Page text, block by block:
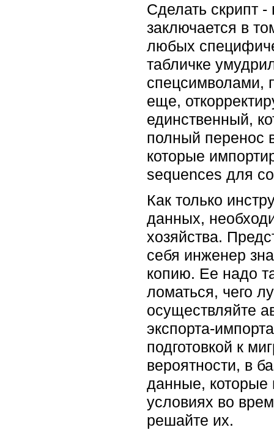
Сделать скрипт -
заключается в
любых
табличке
спецсимволами,
еще,
единственный,
полный перенос
которые
sequences для
Как только
данных,
хозяйства.
себя инженер
копию. Ее надо
ломаться, чего
осуществляйте
экспорта-
подготовкой к
вероятности, в
данные, которые
условиях во
решайте их.